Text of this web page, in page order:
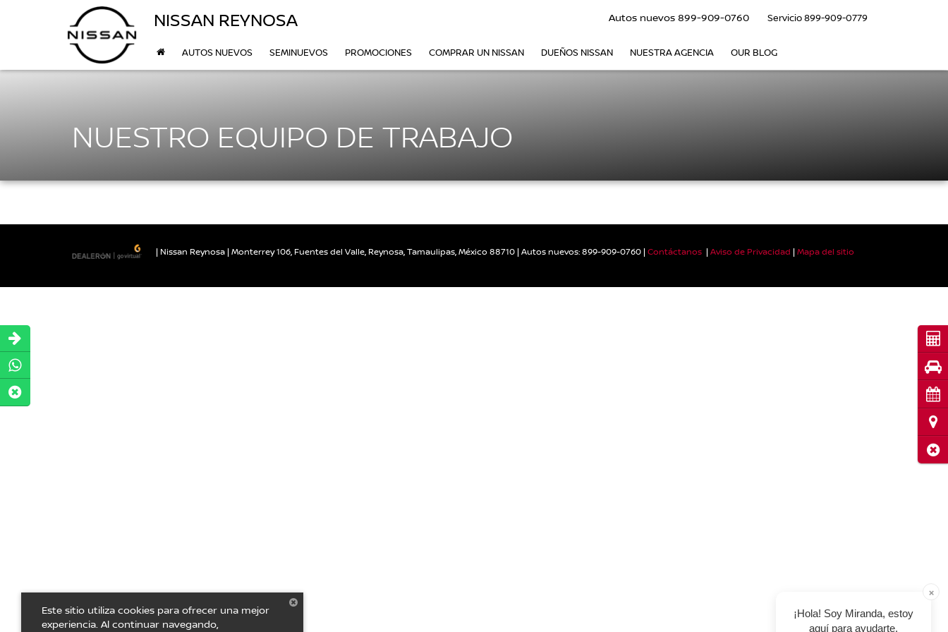
NISSAN REYNOSA Autos nuevos 899-909-0760 Servicio899-909-0779
AUTOS NUEVOS SEMINUEVOS PROMOCIONES COMPRAR UN NISSAN DUEÑOS NISSAN NUESTRA AGENCIA OUR BLOG
NUESTRO EQUIPO DE TRABAJO
×
¡Hola! Soy Miranda, estoy
aquí para ayudarte.
| Nissan Reynosa |Monterrey 106, Fuentes del Valle, Reynosa,Tamaulipas,México 88710 | Autos nuevos:899-909-0760 |Contáctanos |Aviso de Privacidad |Mapa del sitio
Este sitio utiliza cookies para ofrecer una mejor
experiencia. Al continuar navegando,